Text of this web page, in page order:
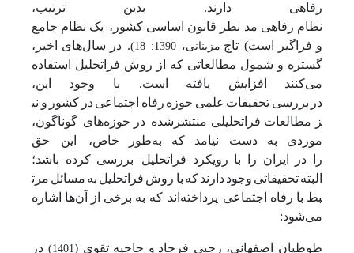
رفاهی
دارند. بدین
ترتیب،
نظام رفاهی مد نظر قانون اساسی کشور، یک نظام جامع
و فراگیر است) تاج مزینانی، 1390: 18 ). در سال‌های
اخیر،
گستره و شمول مطالعاتی که از روش فراتحلیل
استفاده
می‌کنند
افزایش یافته است. با وجود
این،
در بررسی تحقیقات علمی حوزه رفاه اجتماعی در کشور و نی
ز مطالعات فراتحلیلی منتشرشده در حوزه‌های گوناگون،
موردی
به دست نیامد که به‌طور
خاص، این حق
را
در ایران را با رویکرد فراتحلیل بررسی کرده باشد؛
البتهتحقیقاتی وجوددارندکه با روش فراتحلیل به مسائل مرت
بط با رفاه اجتماعی پرداخته‌اند که به برخی از آن‌ها اشاره
می‌شود:
طوطیان اصفهانی، رجبی فرجاد و حاجیه تقوی (1401) در